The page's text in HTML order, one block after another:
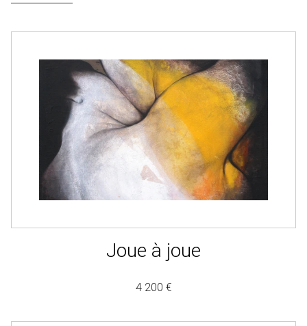
Joue à joue
4 200 €